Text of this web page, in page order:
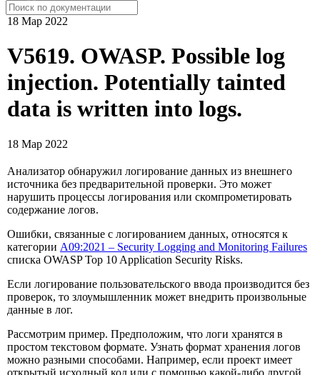
18 Мар 2022
V5619. OWASP. Possible log
injection. Potentially tainted
data is written into logs.
18 Мар 2022
Анализатор обнаружил логирование данных из внешнего
источника без предварительной проверки. Это может
нарушить процессы логирования или скомпрометировать
содержание логов.
Ошибки, связанные с логированием данных, относятся к
категории A09:2021 – Security Logging and Monitoring Failures
списка OWASP Top 10 Application Security Risks.
Если логирование пользовательского ввода производится без
проверок, то злоумышленник может внедрить произвольные
данные в лог.
Рассмотрим пример. Предположим, что логи хранятся в
простом текстовом формате. Узнать формат хранения логов
можно разными способами. Например, если проект имеет
открытый исходный код или с помощью какой-либо другой